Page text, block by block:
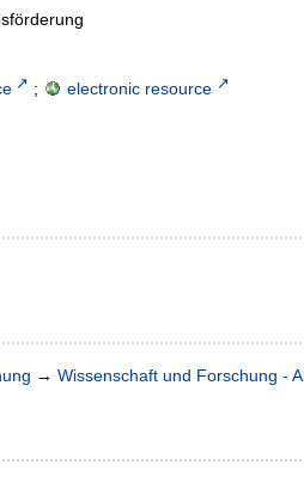
;
electronic resource
→ Wissenschaft und Forschung -